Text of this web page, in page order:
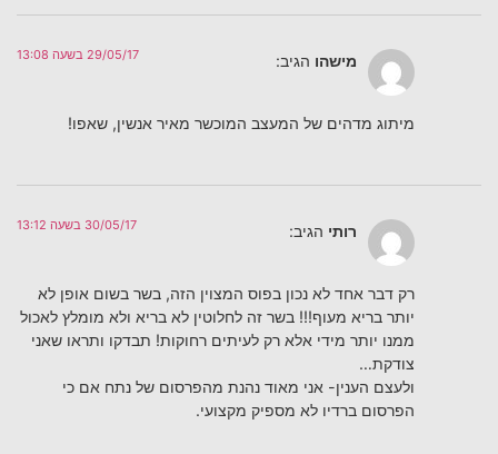
מישהו הגיב: 29/05/17 בשעה 13:08
מיתוג מדהים של המעצב המוכשר מאיר אנשין, שאפו!
רותי הגיב: 30/05/17 בשעה 13:12
רק דבר אחד לא נכון בפוס המצוין הזה, בשר בשום אופן לא
יותר בריא מעוף!!! בשר זה לחלוטין לא בריא ולא מומלץ לאכול
ממנו יותר מידי אלא רק לעיתים רחוקות! תבדקו ותראו שאני
צודקת…
ולעצם הענין- אני מאוד נהנת מהפרסום של נתח אם כי
הפרסום ברדיו לא מספיק מקצועי.